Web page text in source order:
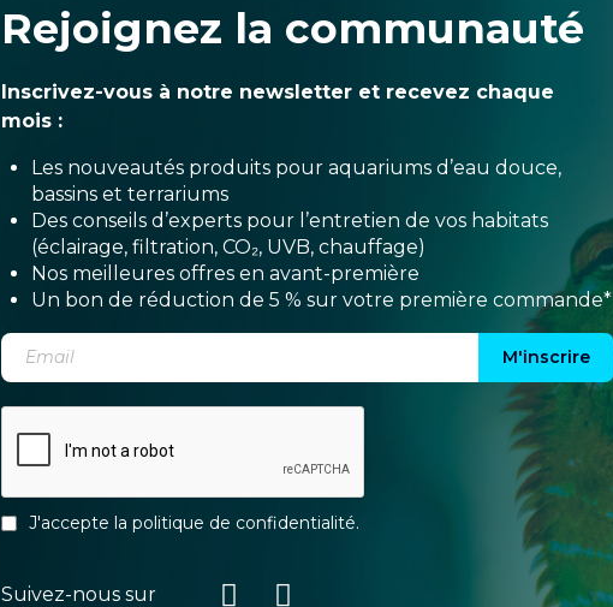
Rejoignez la communauté
Inscrivez-vous à notre newsletter et recevez chaque
mois :
Les nouveautés produits pour aquariums d’eau douce,
bassins et terrariums
Des conseils d’experts pour l’entretien de vos habitats
(éclairage, filtration, CO₂, UVB, chauffage)
Nos meilleures offres en avant-première
Un bon de réduction de 5 % sur votre première commande*
M'inscrire
J'accepte la politique de confidentialité.
Suivez-nous sur